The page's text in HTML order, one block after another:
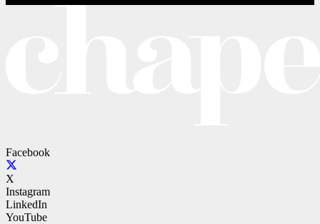
Facebook
X
Instagram
LinkedIn
YouTube